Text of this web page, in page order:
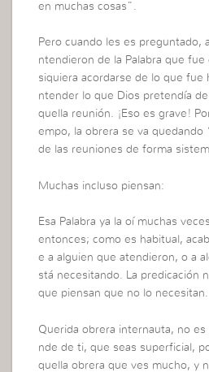
en muchas cosas”.
Pero cuando les es preguntado,
ntendieron de la Palabra que
siquiera acordarse de lo que fue
ntender lo que Dios pretendía
quella reunión. ¡Eso es grave!
empo, la obrera se va quedando
de las reuniones de forma
Muchas incluso piensan:
Esa Palabra ya la oí muchas
entonces; como es habitual,
e a alguien que atendieron, o a
stá necesitando. La predicación
que piensan que no lo necesitan.
Querida obrera internauta, no
nde de ti, que seas superficial,
quella obrera que ves mucho, y